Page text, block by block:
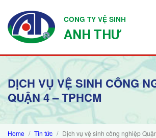
CÔNG TY VỆ SINH
ANH THƯ
DỊCH VỤ VỆ SINH CÔNG
QUẬN 4 – TPHCM
Home Tin tức Dịch vụ vệ sinh công nghiệp